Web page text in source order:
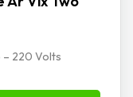
220 Volts